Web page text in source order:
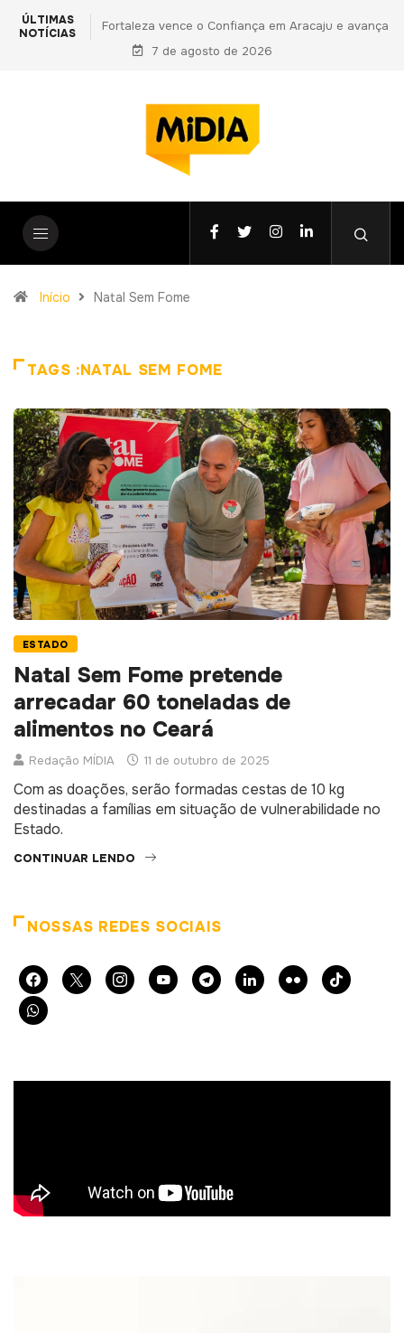
ÚLTIMAS
NOTÍCIAS
Confiança em Aracaju e avança
da Copa do Nordeste
PF prende primo de Daniel
vantagens indevidas a Ciro
7 de agosto de 2026
Início Natal Sem Fome
TAGS :NATAL SEM FOME
ESTADO
Natal Sem Fome pretende
arrecadar 60 toneladas de
alimentos no Ceará
Redação MÍDIA 11 de outubro de 2025
Com as doações, serão formadas cestas de 10 kg
destinadas a famílias em situação de vulnerabilidade no
Estado.
CONTINUAR LENDO
NOSSAS REDES SOCIAIS